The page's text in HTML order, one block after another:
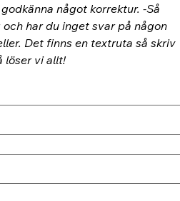
något korrektur. -Så
har du inget svar på någon
Det finns en textruta så skriv
löser vi allt!